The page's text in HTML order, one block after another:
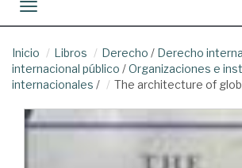
Toggle navigation
Inicio Libros Derecho / Derecho
internacional público /Organizaciones e
internacionales / The architecture of